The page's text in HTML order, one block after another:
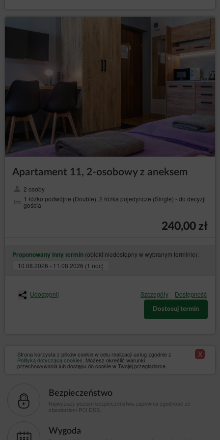
Rozwiązanie umowy następuje z zachowaniem
siedmiodniowego okresu wypowiedzenia.
Usługodawca może zastrzec, że ponowna rejestracja
Konta będzie wymagać zezwolenia Usługodawcy.
Zamknij
Apartament 11, 2-osobowy z aneksem
2 osoby
1 łóżko podwójne (Double), 2 łóżka pojedyncze (Single) - do decyzji
gościa
240,00 zł
Proponowany inny termin (obiekt niedostępny w wybranym terminie):
10.08.2026 - 11.08.2026 (1 noc)
Udostępnij Szczegóły Dostępność
Dostosuj termin
Strona korzysta z plików cookie w celu realizacji usług zgodnie z
Polityką dotyczącą cookies . Możesz określić warunki
przechowywania lub dostępu do cookie w Twojej przeglądarce.
X
Bezpieczeństwo
Najwyższy poziom bezpieczeństwa zapewnia zgodność ze
standardem PCI DSS.
Wygoda